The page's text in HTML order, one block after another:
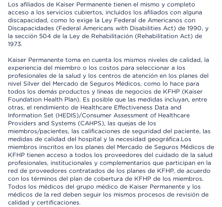
Los afiliados de Kaiser Permanente tienen el mismo y completo
acceso a los servicios cubiertos, incluidos los afiliados con alguna
discapacidad, como lo exige la Ley Federal de Americanos con
Discapacidades (Federal Americans with Disabilities Act) de 1990, y
la sección 504 de la Ley de Rehabilitación (Rehabilitation Act) de
1973.
Kaiser Permanente toma en cuenta los mismos niveles de calidad, la
experiencia del miembro o los costos para seleccionar a los
profesionales de la salud y los centros de atención en los planes del
nivel Silver del Mercado de Seguros Médicos, como lo hace para
todos los demás productos y líneas de negocios de KFHP (Kaiser
Foundation Health Plan). Es posible que las medidas incluyan, entre
otras, el rendimiento de Healthcare Effectiveness Data and
Information Set (HEDIS)/Consumer Assessment of Healthcare
Providers and Systems (CAHPS), las quejas de los
miembros/pacientes, las calificaciones de seguridad del paciente, las
medidas de calidad del hospital y la necesidad geográfica.Los
miembros inscritos en los planes del Mercado de Seguros Médicos de
KFHP tienen acceso a todos los proveedores del cuidado de la salud
profesionales, institucionales y complementarios que participan en la
red de proveedores contratados de los planes de KFHP, de acuerdo
con los términos del plan de cobertura de KFHP de los miembros.
Todos los médicos del grupo médico de Kaiser Permanente y los
médicos de la red deben seguir los mismos procesos de revisión de
calidad y certificaciones.